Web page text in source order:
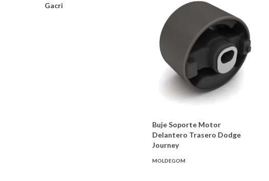
Gacri
Buje Soporte Motor
Delantero Trasero Dodge
Journey
MOLDEGOM